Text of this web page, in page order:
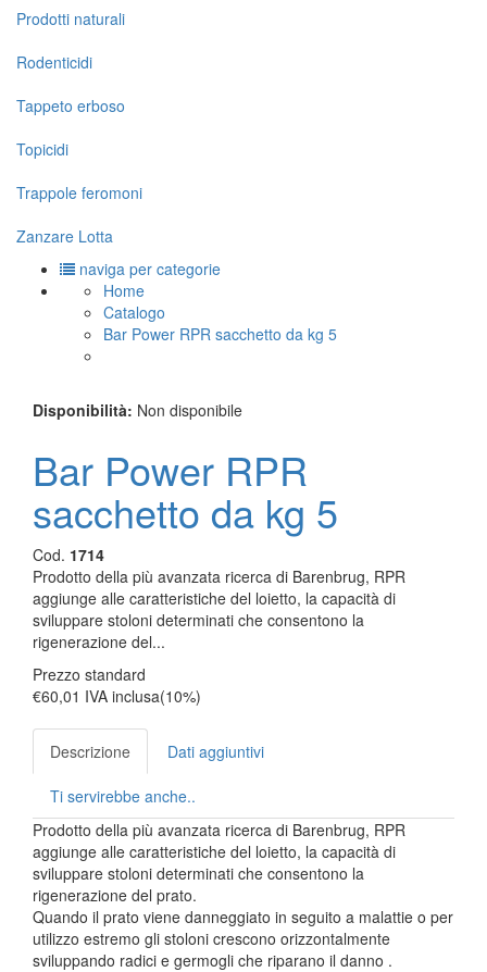
Prodotti naturali
Rodenticidi
Tappeto erboso
Topicidi
Trappole feromoni
Zanzare Lotta
naviga per categorie
Home
Catalogo
Bar Power RPR sacchetto da kg 5
Disponibilità: Non disponibile
Bar Power RPR
sacchetto da kg 5
Cod. 1714
Prodotto della più avanzata ricerca di Barenbrug, RPR
aggiunge alle caratteristiche del loietto, la capacità di
sviluppare stoloni determinati che consentono la
rigenerazione del...
Prezzo standard
€60,01 IVA inclusa(10%)
Descrizione Dati aggiuntivi
Ti servirebbe anche..
Prodotto della più avanzata ricerca di Barenbrug, RPR
aggiunge alle caratteristiche del loietto, la capacità di
sviluppare stoloni determinati che consentono la
rigenerazione del prato.
Quando il prato viene danneggiato in seguito a malattie o per
utilizzo estremo gli stoloni crescono orizzontalmente
sviluppando radici e germogli che riparano il danno .